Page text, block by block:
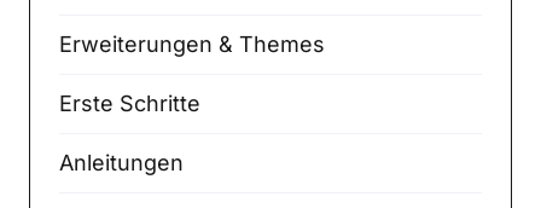
Erweiterungen & Themes
Erste Schritte
Anleitungen